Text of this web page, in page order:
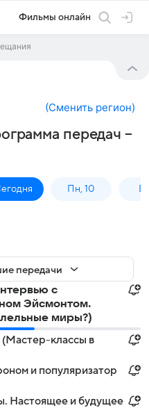
Фильмы онлайн
(Сменить регион)
передач –
Пн, 10
передачи
с
Эйсмонтом.
миры?)
(Мастер-классы в
и популяризатор
Настоящее и будущее